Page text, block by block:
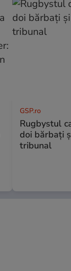
GSP.ro
Rugbystul
doi bărbați
tribunal